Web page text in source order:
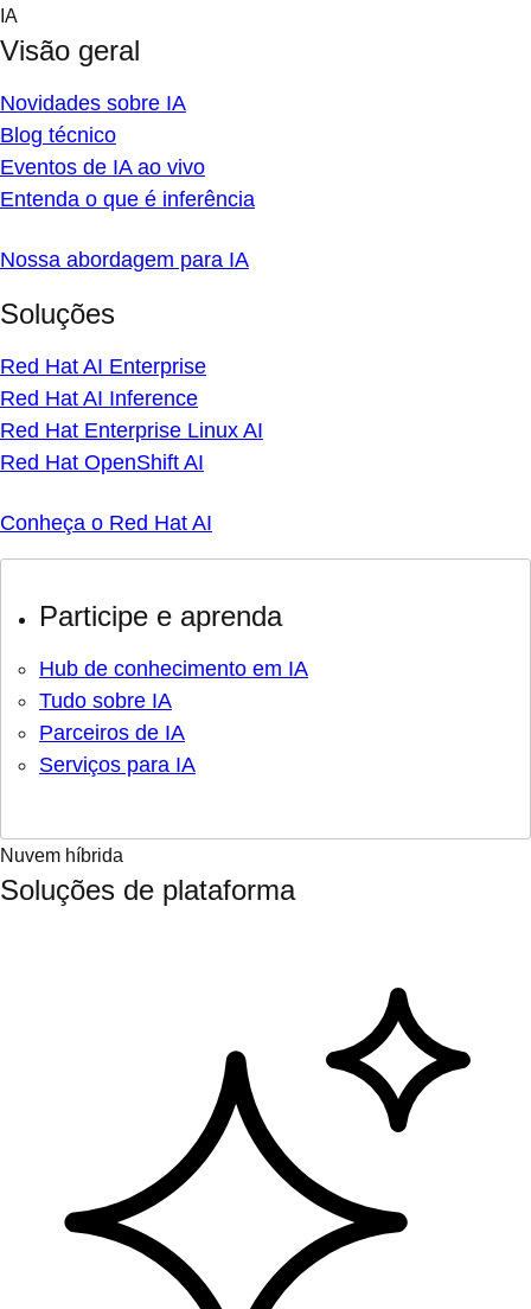
Skip
content
IA
Visão geral
Novidades sobre IA
Blog técnico
Eventos de IA ao vivo
Entenda o que é inferência
Nossa abordagem para IA
Soluções
Red Hat AI Enterprise
Red Hat AI Inference
Red Hat Enterprise Linux AI
Red Hat OpenShift AI
Conheça o Red Hat AI
Participe e aprenda
Hub de conhecimento em IA
Tudo sobre IA
Parceiros de IA
Serviços para IA
Nuvem híbrida
Soluções de plataforma